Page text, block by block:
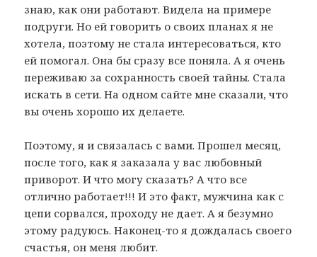
знаю, как они работают. Видела на примере
подруги. Но ей говорить о своих планах я не
хотела, поэтому не стала интересоваться, кто
ей помогал. Она бы сразу все поняла. А я очень
переживаю за сохранность своей тайны. Стала
искать в сети. На одном сайте мне сказали, что
вы очень хорошо их делаете.
Поэтому, я и связалась с вами. Прошел месяц,
после того, как я заказала у вас любовный
приворот. И что могу сказать? А что все
отлично работает!!! И это факт, мужчина как с
цепи сорвался, проходу не дает. А я безумно
этому радуюсь. Наконец-то я дождалась своего
счастья, он меня любит.